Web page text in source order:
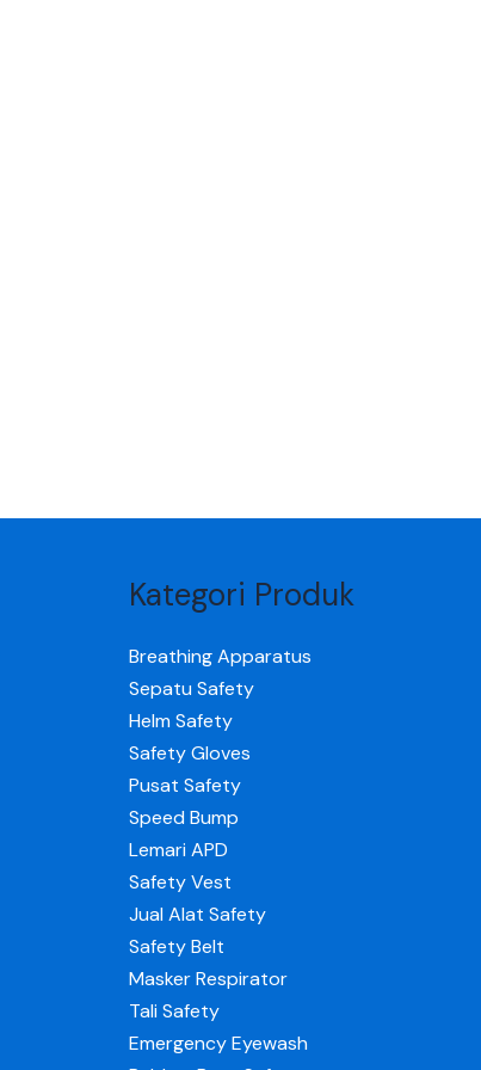
Kategori Produk
Breathing Apparatus
Sepatu Safety
Helm Safety
Safety Gloves
Pusat Safety
Speed Bump
Lemari APD
Safety Vest
Jual Alat Safety
Safety Belt
Masker Respirator
Tali Safety
Emergency Eyewash